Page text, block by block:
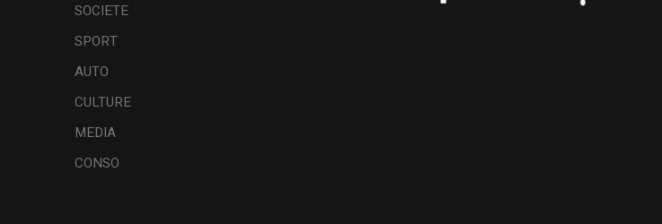
SOCIETE
SPORT
AUTO
CULTURE
MEDIA
CONSO